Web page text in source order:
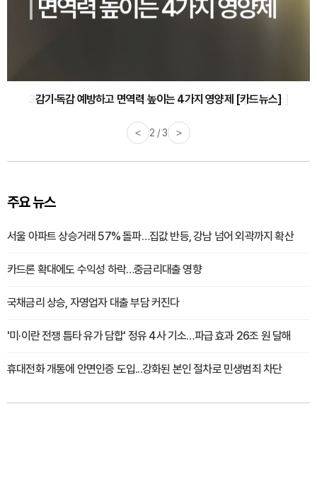
감기·독감 예방하고 면역력 높이는 4가지 영양제 [카드뉴스]
< 3 / 3 >
주요 뉴스
서울 아파트 상승거래 57% 돌파…집값 반등, 강남 넘어 외곽까지 확산
카드론 확대에도 수익성 하락…중금리대출 영향
국채금리 상승, 자영업자 대출 부담 커진다
'미·이란 전쟁 틈타 유가 담합' 정유 4사 기소…파급 효과 26조 원 달해
휴대전화 개통에 안면인증 도입...강화된 본인 절차로 민생범죄 차단